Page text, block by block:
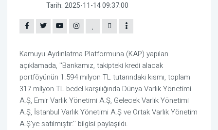
Tarih: 2025-11-14 09:37:00
Kamuyu Aydınlatma Platformuna (KAP) yapılan
açıklamada, ''Bankamız, takipteki kredi alacak
portföyünün 1.594 milyon TL tutarındaki kısmı, toplam
317 milyon TL bedel karşılığında Dünya Varlık Yönetimi
A.Ş, Emir Varlık Yönetimi A.Ş, Gelecek Varlık Yönetimi
A.Ş, İstanbul Varlık Yönetimi A.Ş ve Ortak Varlık Yönetim
A.Ş'ye satılmıştır.'' bilgisi paylaşıldı.